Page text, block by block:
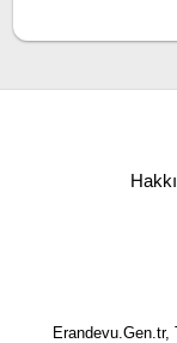
Erandevu.Gen.tr,